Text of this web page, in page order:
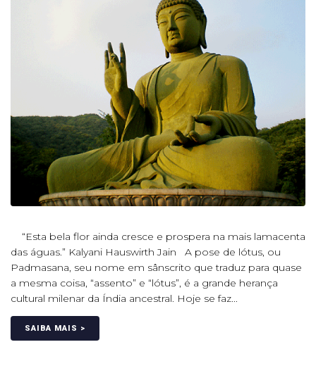
“Esta bela flor ainda cresce e prospera na mais lamacenta
das águas.” Kalyani Hauswirth Jain A pose de lótus, ou
Padmasana, seu nome em sânscrito que traduz para quase
a mesma coisa, “assento” e “lótus”, é a grande herança
cultural milenar da Índia ancestral. Hoje se faz...
SAIBA MAIS >